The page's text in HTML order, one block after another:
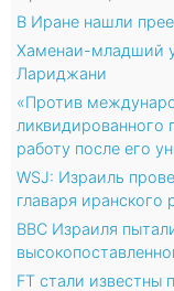
В Иране нашли
Хаменаи-младший
Лариджани
«Против
ликвидированного
работу после его
WSJ: Израиль
главаря иранского
ВВС Израиля
FT стали известны